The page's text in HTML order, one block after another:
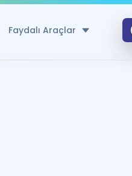
Faydalı Araçlar